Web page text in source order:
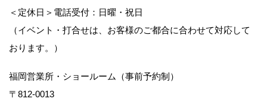
＜定休日＞電話受付：日曜・祝日
（イベント・打合せは、お客様のご都合に合わせて対応して
おります。）
福岡営業所・ショールーム（事前予約制）
〒812-0013